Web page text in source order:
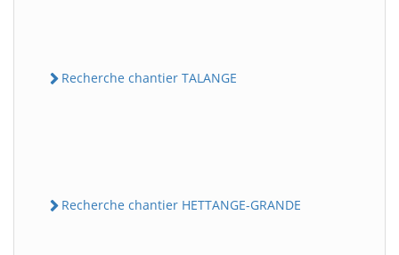
Recherche chantier TALANGE
Recherche chantier HETTANGE-GRANDE